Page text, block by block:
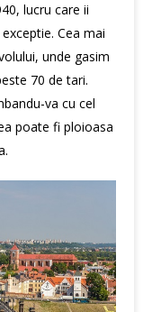
lucru care ii
Cea mai
unde gasim
70 de tari.
va cu cel
poate fi ploioasa